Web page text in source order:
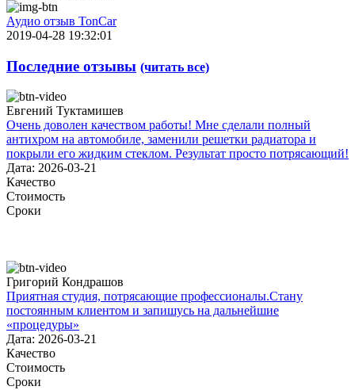
Аудио отзыв TonCar
2019-04-28 19:32:01
Последние отзывы (читать все)
Евгений Туктамишев
Очень доволен качеством работы! Мне сделали полный
антихром на автомобиле, заменили решетки радиатора и
покрыли его жидким стеклом. Результат просто потрясающий!
Дата: 2026-03-21
Качество
Стоимость
Сроки
Григорий Кондрашов
Приятная студия, потрясающие профессионалы.Стану
постоянным клиентом и запишусь на дальнейшие
«процедуры»
Дата: 2026-03-21
Качество
Стоимость
Сроки